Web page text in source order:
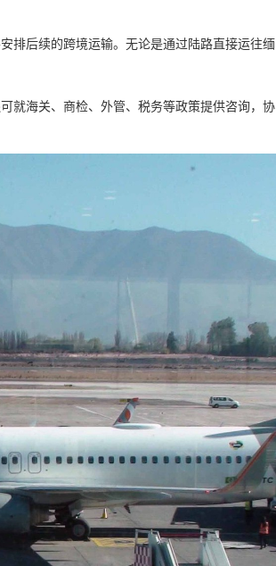
排后续的跨境运输。无论是通过陆路直接运往缅
就海关、商检、外管、税务等政策提供咨询，协